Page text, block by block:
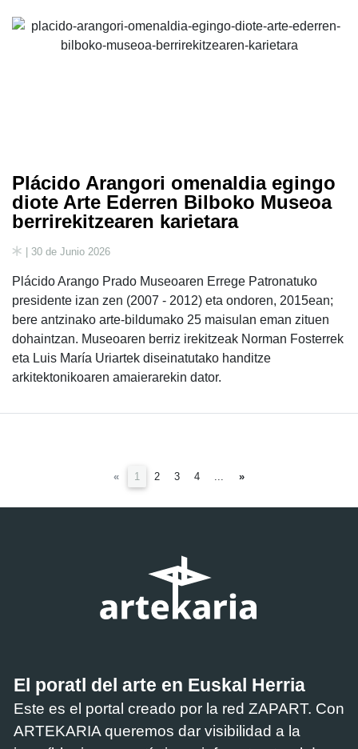
Plácido Arangori omenaldia egingo
diote Arte Ederren Bilboko Museoa
berrirekitzearen karietara
| 30 de Junio 2026
Plácido Arango Prado Museoaren Errege Patronatuko
presidente izan zen (2007 - 2012) eta ondoren, 2015ean;
bere antzinako arte-bildumako 25 maisulan eman zituen
dohaintzan. Museoaren berriz irekitzeak Norman Fosterrek
eta Luis María Uriartek diseinatutako handitze
arkitektonikoaren amaierarekin dator.
« 1 (current)
2 3 4 ... »
El poratl del arte en Euskal Herria
Este es el portal creado por la red ZAPART. Con
ARTEKARIA queremos dar visibilidad a la